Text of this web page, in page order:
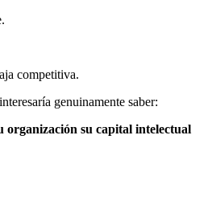
competitiva.
genuinamente saber:
organización su capital intelectual